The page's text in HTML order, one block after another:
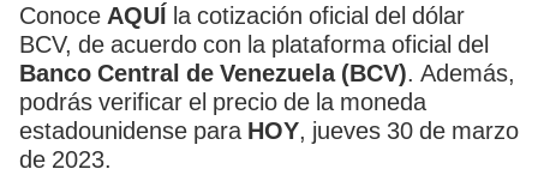
Conoce AQUÍ la cotización oficial del dólar
BCV, de acuerdo con la plataforma oficial del
Banco Central de Venezuela (BCV). Además,
podrás verificar el precio de la moneda
estadounidense para HOY, jueves 30 de marzo
de 2023.